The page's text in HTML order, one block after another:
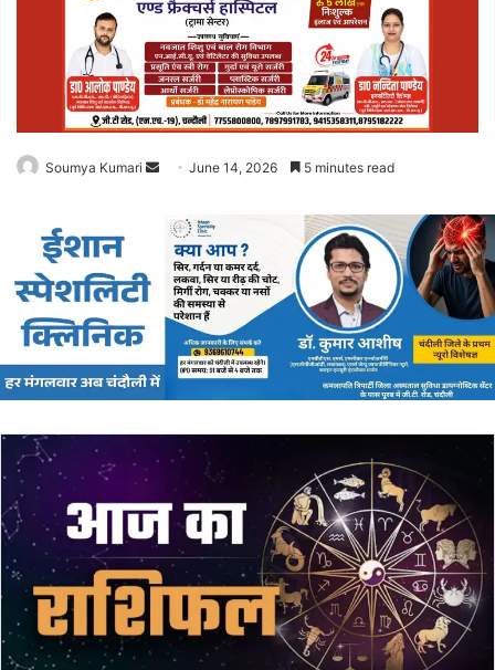
Soumya Kumari
Send
email
June 14, 2026 5 minutes read